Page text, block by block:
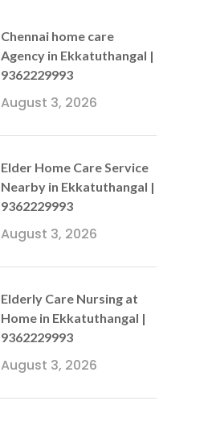
Chennai home care
Agency in Ekkatuthangal |
9362229993
August 3, 2026
Elder Home Care Service
Nearby in Ekkatuthangal |
9362229993
August 3, 2026
Elderly Care Nursing at
Home in Ekkatuthangal |
9362229993
August 3, 2026